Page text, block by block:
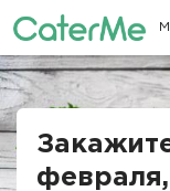
Строка